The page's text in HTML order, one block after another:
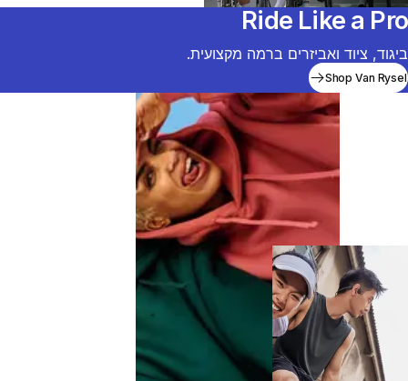
Ride Like a Pro
ביגוד, ציוד ואביזרים ברמה מקצועית.
Shop Van Rysel